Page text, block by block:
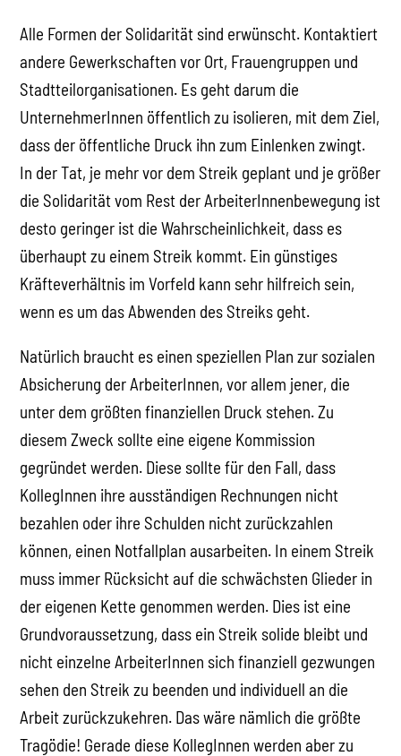
Alle Formen der Solidarität sind erwünscht. Kontaktiert
andere Gewerkschaften vor Ort, Frauengruppen und
Stadtteilorganisationen. Es geht darum die
UnternehmerInnen öffentlich zu isolieren, mit dem Ziel,
dass der öffentliche Druck ihn zum Einlenken zwingt.
In der Tat, je mehr vor dem Streik geplant und je größer
die Solidarität vom Rest der ArbeiterInnenbewegung ist
desto geringer ist die Wahrscheinlichkeit, dass es
überhaupt zu einem Streik kommt. Ein günstiges
Kräfteverhältnis im Vorfeld kann sehr hilfreich sein,
wenn es um das Abwenden des Streiks geht.
Natürlich braucht es einen speziellen Plan zur sozialen
Absicherung der ArbeiterInnen, vor allem jener, die
unter dem größten finanziellen Druck stehen. Zu
diesem Zweck sollte eine eigene Kommission
gegründet werden. Diese sollte für den Fall, dass
KollegInnen ihre ausständigen Rechnungen nicht
bezahlen oder ihre Schulden nicht zurückzahlen
können, einen Notfallplan ausarbeiten. In einem Streik
muss immer Rücksicht auf die schwächsten Glieder in
der eigenen Kette genommen werden. Dies ist eine
Grundvoraussetzung, dass ein Streik solide bleibt und
nicht einzelne ArbeiterInnen sich finanziell gezwungen
sehen den Streik zu beenden und individuell an die
Arbeit zurückzukehren. Das wäre nämlich die größte
Tragödie! Gerade diese KollegInnen werden aber zu